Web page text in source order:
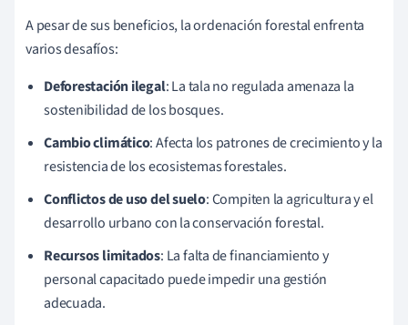
A pesar de sus beneficios, la ordenación forestal enfrenta
varios desafíos:
Deforestación ilegal: La tala no regulada amenaza la
sostenibilidad de los bosques.
Cambio climático: Afecta los patrones de crecimiento y la
resistencia de los ecosistemas forestales.
Conflictos de uso del suelo: Compiten la agricultura y el
desarrollo urbano con la conservación forestal.
Recursos limitados: La falta de financiamiento y
personal capacitado puede impedir una gestión
adecuada.